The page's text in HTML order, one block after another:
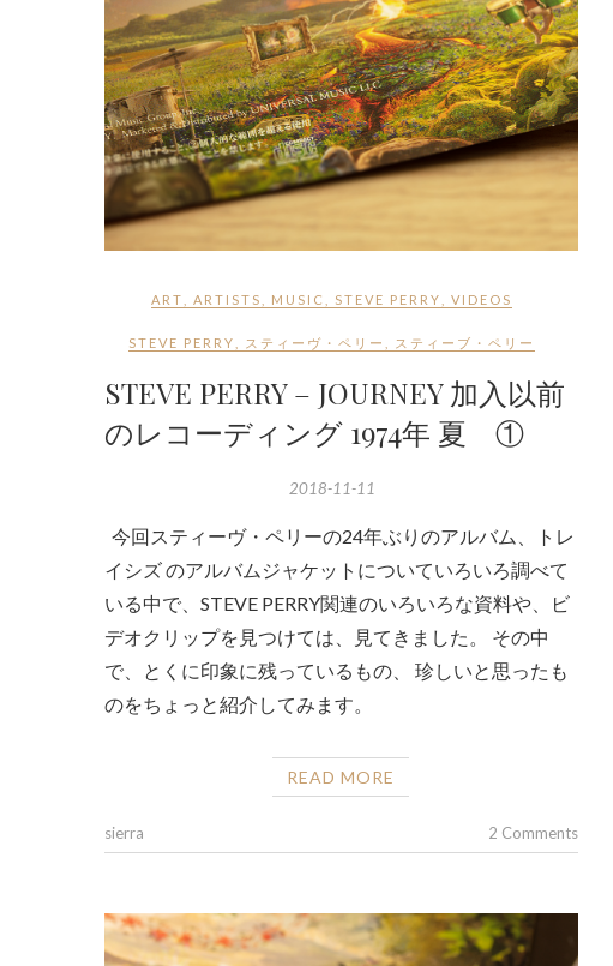
ART ,ARTISTS MUSIC STEVE PERRY ,VIDEOS
STEVE PERRY スティーヴ・ペリー スティーブ・ペリー
STEVE PERRY – JOURNEY 加入以前
のレコーディング 1974年 夏 ①
2018-11-11
今回スティーヴ・ペリーの24年ぶりのアルバム、トレ
イシズ のアルバムジャケットについていろいろ調べて
いる中で、STEVE PERRY関連のいろいろな資料や、ビ
デオクリップを見つけては、見てきました。 その中
で、とくに印象に残っているもの、 珍しいと思ったも
のをちょっと紹介してみます。
READ MORE
sierra 2 Comments